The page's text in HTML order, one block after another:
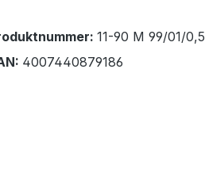
11-90 M 99/01/0,5
4007440879186